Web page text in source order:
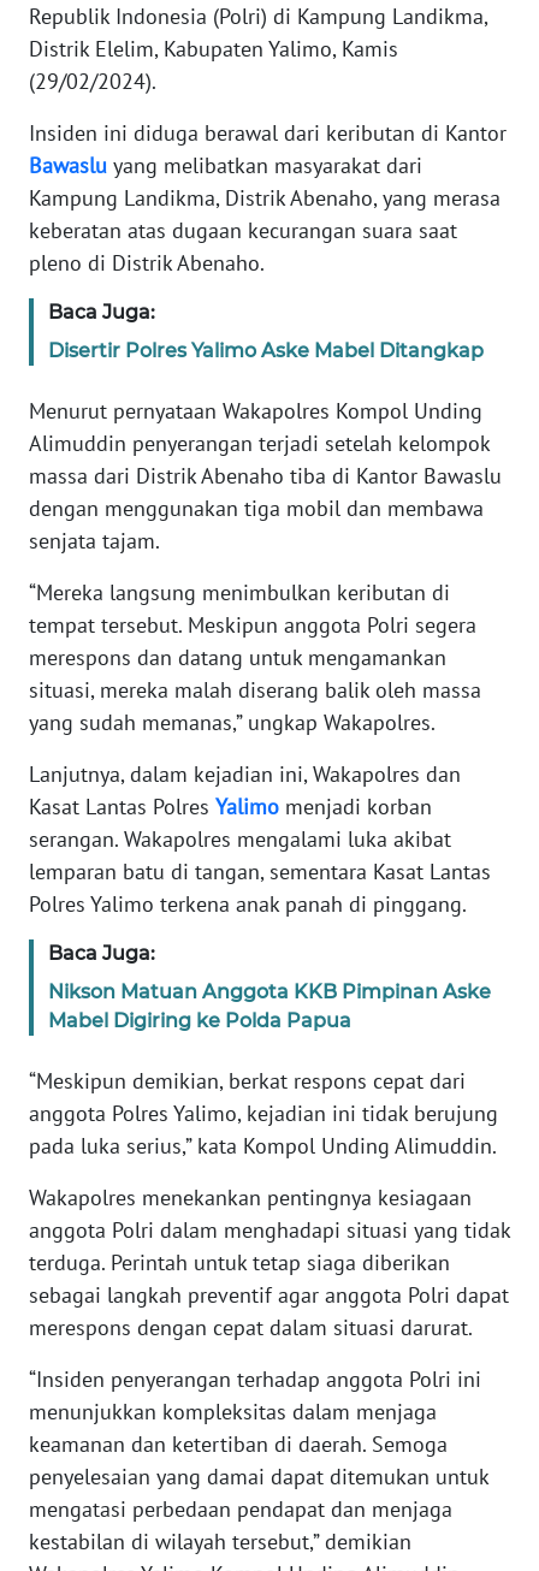
Republik Indonesia (Polri) di Kampung Landikma,
Distrik Elelim, Kabupaten Yalimo, Kamis
(29/02/2024).
Insiden ini diduga berawal dari keributan di Kantor
Bawaslu yang melibatkan masyarakat dari
Kampung Landikma, Distrik Abenaho, yang merasa
keberatan atas dugaan kecurangan suara saat
pleno di Distrik Abenaho.
Baca Juga:
Disertir Polres Yalimo Aske Mabel Ditangkap
Menurut pernyataan Wakapolres Kompol Unding
Alimuddin penyerangan terjadi setelah kelompok
massa dari Distrik Abenaho tiba di Kantor Bawaslu
dengan menggunakan tiga mobil dan membawa
senjata tajam.
“Mereka langsung menimbulkan keributan di
tempat tersebut. Meskipun anggota Polri segera
merespons dan datang untuk mengamankan
situasi, mereka malah diserang balik oleh massa
yang sudah memanas,” ungkap Wakapolres.
Lanjutnya, dalam kejadian ini, Wakapolres dan
Kasat Lantas Polres Yalimo menjadi korban
serangan. Wakapolres mengalami luka akibat
lemparan batu di tangan, sementara Kasat Lantas
Polres Yalimo terkena anak panah di pinggang.
Baca Juga:
Nikson Matuan Anggota KKB Pimpinan Aske
Mabel Digiring ke Polda Papua
“Meskipun demikian, berkat respons cepat dari
anggota Polres Yalimo, kejadian ini tidak berujung
pada luka serius,” kata Kompol Unding Alimuddin.
Wakapolres menekankan pentingnya kesiagaan
anggota Polri dalam menghadapi situasi yang tidak
terduga. Perintah untuk tetap siaga diberikan
sebagai langkah preventif agar anggota Polri dapat
merespons dengan cepat dalam situasi darurat.
“Insiden penyerangan terhadap anggota Polri ini
menunjukkan kompleksitas dalam menjaga
keamanan dan ketertiban di daerah. Semoga
penyelesaian yang damai dapat ditemukan untuk
mengatasi perbedaan pendapat dan menjaga
kestabilan di wilayah tersebut,” demikian
MEDIA
SIBER
KARIR
DISCLAIMER
Wahana
Regional
WN
SUMUT
JAKARTA
WN
BANTEN
WN
NTT
WN
KEPRI
WN
PAPUA
WN
BARAT
WN
WN
SERAMBI
WN
JAMBI
WN
NTB